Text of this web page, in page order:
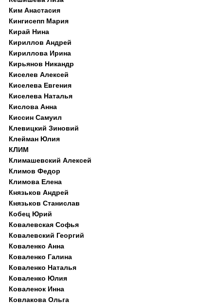
Ким Анастасия
Кингисепп Мария
Кирай Нина
Кириллов Андрей
Кириллова Ирина
Кирьянов Никандр
Киселев Алексей
Киселева Евгения
Киселева Наталья
Кислова Анна
Киссин Самуил
Клевицкий Зиновий
Клейман Юлия
КЛИМ
Климашевский Алексей
Климов Федор
Климова Елена
Князьков Андрей
Князьков Станислав
Кобец Юрий
Ковалевская Софья
Ковалевский Георгий
Коваленко Анна
Коваленко Галина
Коваленко Наталья
Коваленко Юлия
Коваленок Инна
Ковлакова Ольга